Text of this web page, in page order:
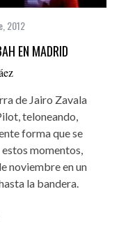
2012
EN MADRID
de Jairo Zavala
teloneando,
forma que se
momentos,
noviembre en un
la bandera.